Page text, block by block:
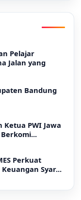
Pelajar
Jalan yang
Bandung
Ketua PWI Jawa
Perkuat
Syar...